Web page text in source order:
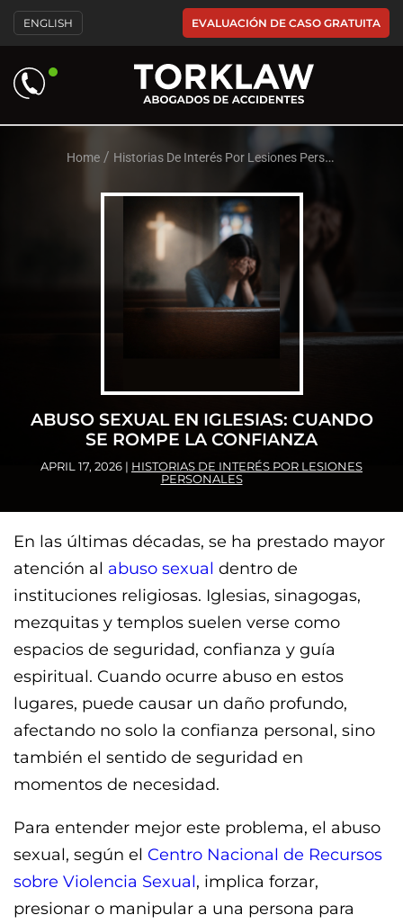
Please
note:
This
includes
an
ENGLISH EVALUACIÓN DE CASO GRATUITA
Home / Historias De Interés Por Lesiones Personales
ABUSO SEXUAL EN IGLESIAS: CUANDO
SE ROMPE LA CONFIANZA
APRIL 17, 2026 | HISTORIAS DE INTERÉS POR LESIONES
PERSONALES
En las últimas décadas, se ha prestado mayor
atención al abuso sexual dentro de
instituciones religiosas. Iglesias, sinagogas,
mezquitas y templos suelen verse como
espacios de seguridad, confianza y guía
espiritual. Cuando ocurre abuso en estos
lugares, puede causar un daño profundo,
afectando no solo la confianza personal, sino
también el sentido de seguridad en
momentos de necesidad.
Para entender mejor este problema, el abuso
sexual, según el Centro Nacional de Recursos
sobre Violencia Sexual, implica forzar,
presionar o manipular a una persona para